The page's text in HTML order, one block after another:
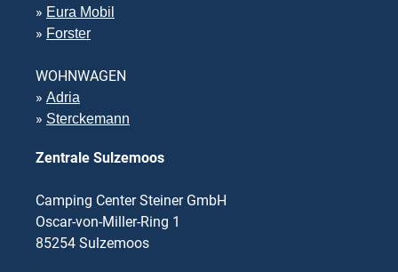
» Eura Mobil
» Forster
WOHNWAGEN
» Adria
» Sterckemann
Zentrale Sulzemoos
Camping Center Steiner GmbH
Oscar-von-Miller-Ring 1
85254 Sulzemoos